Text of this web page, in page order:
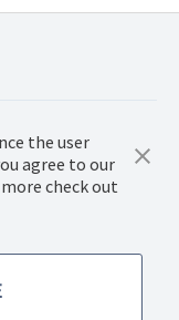
the user
agree to our
check out